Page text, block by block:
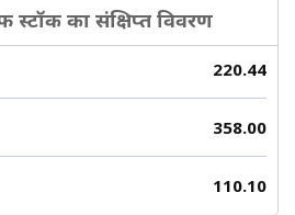
स्टॉक का संक्षिप्त विवरण
220.44
358.00
110.10